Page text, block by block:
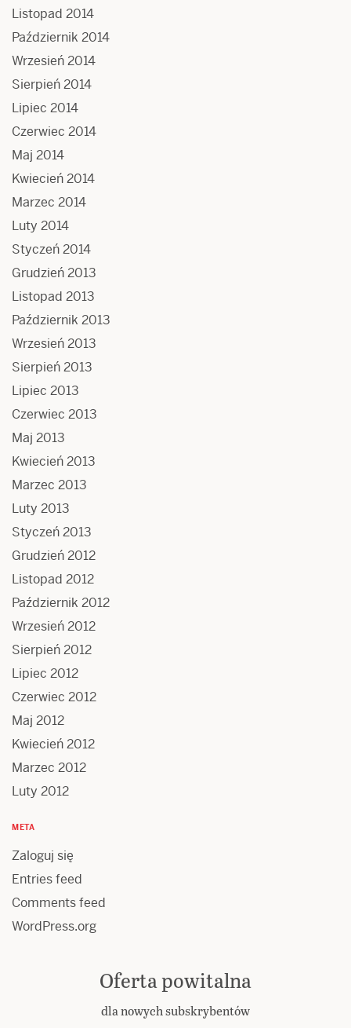
Listopad 2014
Październik 2014
Wrzesień 2014
Sierpień 2014
Lipiec 2014
Czerwiec 2014
Maj 2014
Kwiecień 2014
Marzec 2014
Luty 2014
Styczeń 2014
Grudzień 2013
Listopad 2013
Październik 2013
Wrzesień 2013
Sierpień 2013
Lipiec 2013
Czerwiec 2013
Maj 2013
Kwiecień 2013
Marzec 2013
Luty 2013
Styczeń 2013
Grudzień 2012
Listopad 2012
Październik 2012
Wrzesień 2012
Sierpień 2012
Lipiec 2012
Czerwiec 2012
Maj 2012
Kwiecień 2012
Marzec 2012
Luty 2012
META
Zaloguj się
Entries feed
Comments feed
WordPress.org
Oferta powitalna
dla nowych subskrybentów